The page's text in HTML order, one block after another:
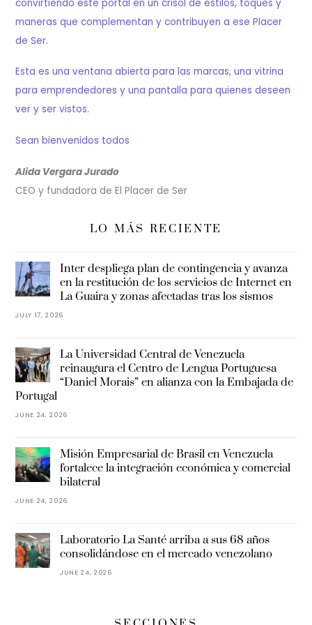
convirtiendo este portal en un crisol de estilos, toques y
maneras que complementan y contribuyen a ese Placer
de Ser.
Esta es una ventana abierta para las marcas, una vitrina
para emprendedores y una pantalla para quienes deseen
ver y ser vistos.
Sean bienvenidos todos
Alida Vergara Jurado
CEO y fundadora de El Placer de Ser
LO MÁS RECIENTE
Inter despliega plan de contingencia y avanza
en la restitución de los servicios de Internet en
La Guaira y zonas afectadas tras los sismos
JULY 17, 2026
La Universidad Central de Venezuela
reinaugura el Centro de Lengua Portuguesa
“Daniel Morais” en alianza con la Embajada de
Portugal
JUNE 24, 2026
Misión Empresarial de Brasil en Venezuela
fortalece la integración económica y comercial
bilateral
JUNE 24, 2026
Laboratorio La Santé arriba a sus 68 años
consolidándose en el mercado venezolano
JUNE 24, 2026